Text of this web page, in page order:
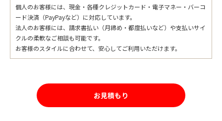
個人のお客様には、現金・各種クレジットカード・電子マネー・バーコ
ード決済（PayPayなど）に対応しています。
法人のお客様には、請求書払い（月締め・都度払いなど）や支払いサイ
クルの柔軟なご相談も可能です。
お客様のスタイルに合わせて、安心してご利用いただけます。
お見積もり